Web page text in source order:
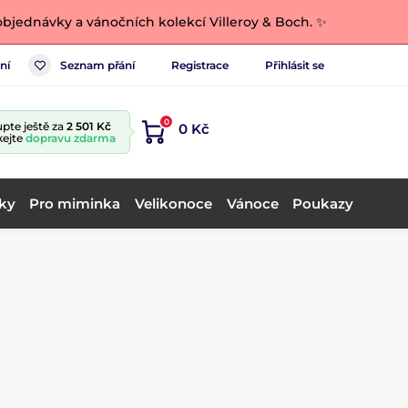
a vánočních kolekcí Villeroy & Boch. ✨
Seznam přání Registrace Přihlásit se
ještě za 2 501 Kč
dopravu zdarma
0 0 Kč
Pro miminka Velikonoce Vánoce Poukazy